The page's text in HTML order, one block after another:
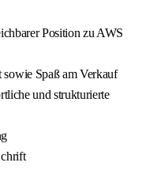
Position zu AWS
Spaß am Verkauf
und strukturierte